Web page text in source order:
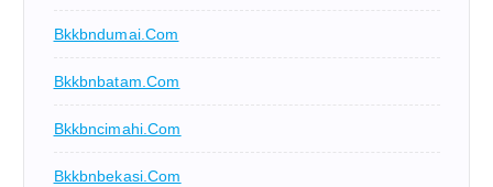
Bkkbndumai.com
Bkkbnbatam.com
Bkkbncimahi.com
Bkkbnbekasi.com